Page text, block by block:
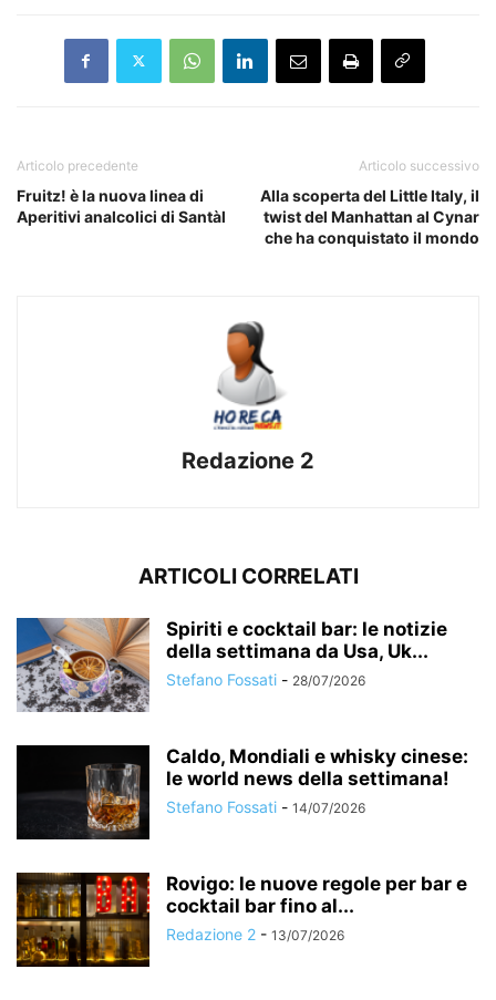
Articolo precedente
Fruitz! è la nuova linea di
Aperitivi analcolici di Santàl
Articolo successivo
Alla scoperta del Little Italy, il
twist del Manhattan al Cynar
che ha conquistato il mondo
Redazione 2
ARTICOLI CORRELATI
Spiriti e cocktail bar: le notizie
della settimana da Usa, Uk...
Stefano Fossati - 28/07/2026
Caldo, Mondiali e whisky cinese:
le world news della settimana!
Stefano Fossati - 14/07/2026
Rovigo: le nuove regole per bar e
cocktail bar fino al...
Redazione 2 - 13/07/2026